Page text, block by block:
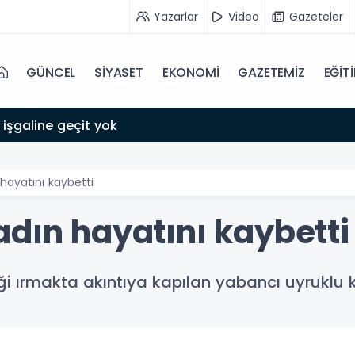
Yazarlar Video Gazeteler
GÜNCEL SİYASET EKONOMİ GAZETEMİZ
işgaline geçit yok
kaybetti
hayatını kaybetti
akıntıya kapılan yabancı uyruklu